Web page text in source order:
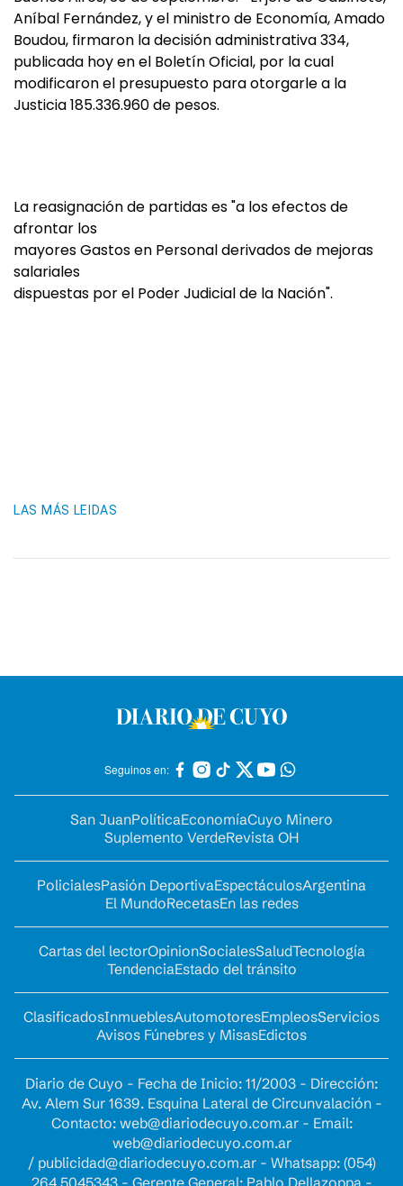
Aníbal Fernández, y el ministro de Economía, Amado
Boudou, firmaron la decisión administrativa 334,
publicada hoy en el Boletín Oficial, por la cual
modificaron el presupuesto para otorgarle a la
Justicia 185.336.960 de pesos.
La reasignación de partidas es "a los efectos de
afrontar los
mayores Gastos en Personal derivados de mejoras
salariales
dispuestas por el Poder Judicial de la Nación".
LAS MÁS LEIDAS
Seguinos en:
San JuanPolíticaEconomíaCuyo Minero
Suplemento VerdeRevista OH
PolicialesPasión DeportivaEspectáculosArgentina
El MundoRecetasEn las redes
Cartas del lectorOpinionSocialesSaludTecnología
TendenciaEstado del tránsito
ClasificadosInmueblesAutomotoresEmpleosServicios
Avisos Fúnebres y MisasEdictos
Diario de Cuyo - Fecha de Inicio: 11/2003 - Dirección:
Av. Alem Sur 1639. Esquina Lateral de Circunvalación -
Contacto: web@diariodecuyo.com.ar- Email:
web@diariodecuyo.com.ar
/ publicidad@diariodecuyo.com.ar- Whatsapp: (054)
264 5045343 - Gerente General: Pablo Dellazoppa -